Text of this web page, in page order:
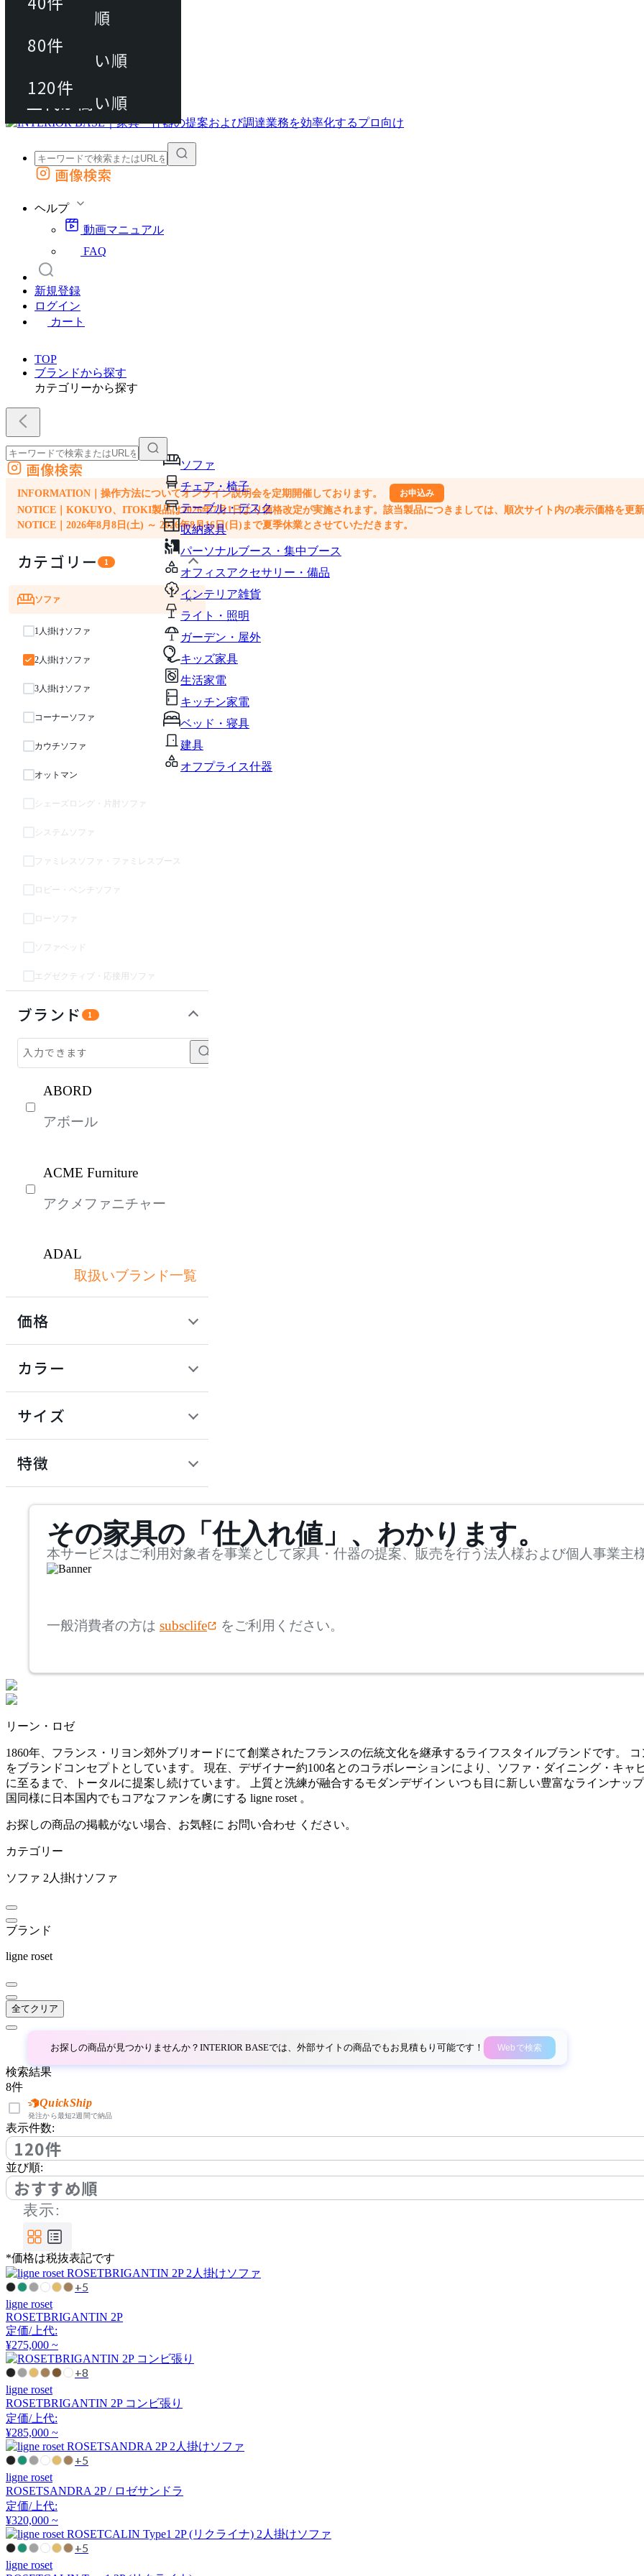
動画マニュアル
FAQ
カート
外部サイトの商品をカートに追加
画像検索
ヘルプ
動画マニュアル
FAQ
新規登録
ログイン
カート
TOP
ブランドから探す
カテゴリーから探す
ソファ
チェア・椅子
テーブル・デスク
収納家具
パーソナルブース・集中ブース
オフィスアクセサリー・備品
インテリア雑貨
ライト・照明
ガーデン・屋外
キッズ家具
生活家電
キッチン家電
ベッド・寝具
建具
オフプライス什器
外部サイトの商品をカートに追加
他のサイトで見つけた商品ページのURLを貼り付けて、カートに追加できます
画像検索
INFORMATION｜操作方法についてオンライン説明会を定期開催しております。 お申込み
NOTICE｜KOKUYO、ITOKI製品は2026年7月1日より価格改定が実施されます。該当製品につきましては、順次サイト内の表示価格を更新
NOTICE｜2026年8月8日(土) ～ 2026年8月16日(日)まで夏季休業とさせていただきます。
カテゴリー 1
ソファ ×
1人掛けソファ
2人掛けソファ
3人掛けソファ
コーナーソファ
カウチソファ
オットマン
シェーズロング・片肘ソファ
システムソファ
ファミレスソファ・ファミレスブース
ロビー・ベンチソファ
ローソファ
ソファベッド
エグゼクティブ・応接用ソファ
ブランド 1
ABORD
アボール
ACME Furniture
アクメファニチャー
ADAL
アダル
アダルトータルインテリ
ADRS
アリアケ
ボーコンセプト
by interiors
バイインテリアズ
コッコレ
FURNITURE SUPPLY
コンプレックスユニバー
イ
CondeHouse
カンディハウス
cosine
コサイン
CRUSH CRASH PROJECT
クラッシュクラッシュプ
ロジェクト
DULTON
ダルトン
EDDA
エッダ
EMKO
エムコ
esPattio
取扱いブランド一覧
価格
カラー
サイズ
mm
検索
~
~
mm
特徴
その家具の「仕入れ値」、わかります。
本サービスはご利用対象者を事業として家具・什器の提案、販売を行う法人様および個人事業主
一般消費者の方は subsclife をご利用ください。
リーン・ロゼ
1860年、フランス・リヨン郊外ブリオードにて創業されたフランスの伝統文化を継承するライフスタイルブランドです。
をブランドコンセプトとしています。 現在、デザイナー約100名とのコラボレーションにより、ソファ・ダイニング・キ
に至るまで、トータルに提案し続けています。 上質と洗練が融合するモダンデザイン いつも目に新しい豊富なラインナッ
国同様に日本国内でもコアなファンを虜にする ligne roset 。
お探しの商品の掲載がない場合、お気軽に お問い合わせ ください。
カテゴリー
ソファ 2人掛けソファ
ブランド
ligne roset
全てクリア
お探しの商品が見つかりませんか？INTERIOR BASEでは、外部サイトの商品でもお見積もり可能です！ Webで検索
検索結果
8件
QuickShip
発注から最短2週間で納品
表示件数:
120件
80件
120件
並び順:
おすすめ順
おすすめ順
上代が安い順
上代が高い順
表示:
*価格は税抜表記です
+5
ligne roset
ROSETBRIGANTIN 2P
定価/上代:
¥275,000 ~
+8
ligne roset
ROSETBRIGANTIN 2P コンビ張り
定価/上代:
¥285,000 ~
+5
ligne roset
ROSETSANDRA 2P / ロゼサンドラ
定価/上代:
¥320,000 ~
+5
ligne roset
80件
120件